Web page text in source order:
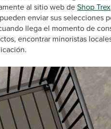
al sitio web deShop Trex
enviar sus selecciones
llega el momento de
encontrar minoristas